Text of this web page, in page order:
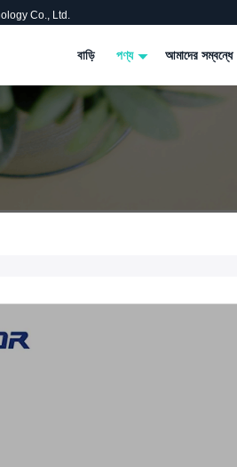
Co., Ltd.
বাড়ি পণ্য আমাদের সম্বন্ধে